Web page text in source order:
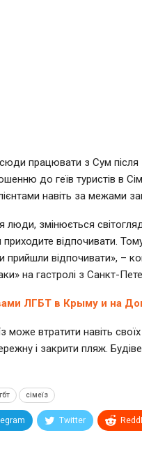
працювати з Сум
до геїв туристів в
навіть за межами
люди, змінюється
відпочивати.
відпочивати», –
на гастролі з Санкт-
ЛГБТ в Крыму и на
може втратити навіть
і закрити пляж.
сімеїз
Twitter